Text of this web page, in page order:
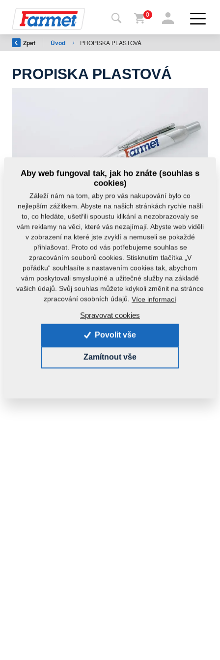
Zpět
na
Farmet
stažení
0
Zpět Úvod / PROPISKA PLASTOVÁ
PROPISKA PLASTOVÁ
Kód produktu: m09132
0,0000 kg
Aby web fungoval tak, jak ho znáte (souhlas s
cookies)
Záleží nám na tom, aby pro vás nakupování bylo co
nejlepším zážitkem. Abyste na našich stránkách rychle našli
to, co hledáte, ušetřili spoustu klikání a nezobrazovaly se
vám reklamy na věci, které vás nezajímají. Abyste web viděli
v zobrazení na které jste zvyklí a nemuseli se pokaždé
přihlašovat. Proto od vás potřebujeme souhlas se
zpracováním souborů cookies. Stisknutím tlačítka „V
pořádku“ souhlasíte s nastavením cookies tak, abychom
vám poskytovali smysluplné a užitečné služby na základě
vašich údajů. Svůj souhlas můžete kdykoli změnit na stránce
zpracování osobních údajů. Více informací
Spravovat cookies
Povolit vše
Zamítnout vše